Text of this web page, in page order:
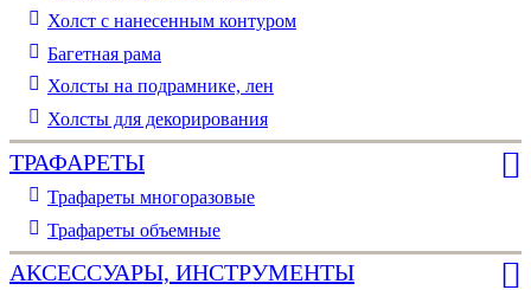
Холст с нанесенным контуром
Багетная рама
Холсты на подрамнике, лен
Холсты для декорирования
ТРАФАРЕТЫ
Трафареты многоразовые
Трафареты объемные
АКСЕССУАРЫ, ИНСТРУМЕНТЫ